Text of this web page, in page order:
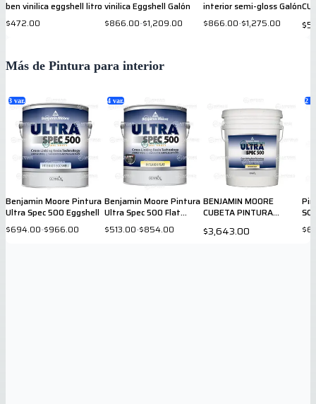
ben vinilica eggshell litro
$472.00
vinilica Eggshell Galón
$866.00-$1,209.00
interior semi-gloss Galón
$866.00-$1,275.00
Más de Pintura para interior
3 var.
Benjamin Moore Pintura
Ultra Spec 500 Eggshell
$694.00-$966.00
4 var.
Benjamin Moore Pintura
Ultra Spec 500 Flat
galón
$513.00-$854.00
BENJAMIN MOORE
CUBETA PINTURA
FLAT BASE 1X
$3,643.00
2